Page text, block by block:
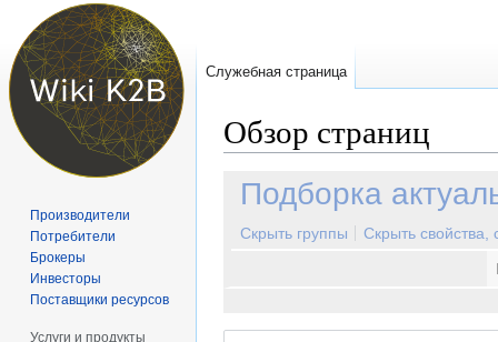
Обзор страниц
Перейти
навигации
Перейти
поиску
Подборка
Скрыть группы
Скрыть
Служебная страница
Производители
Потребители
Брокеры
Инвесторы
Поставщики ресурсов
Услуги и продукты